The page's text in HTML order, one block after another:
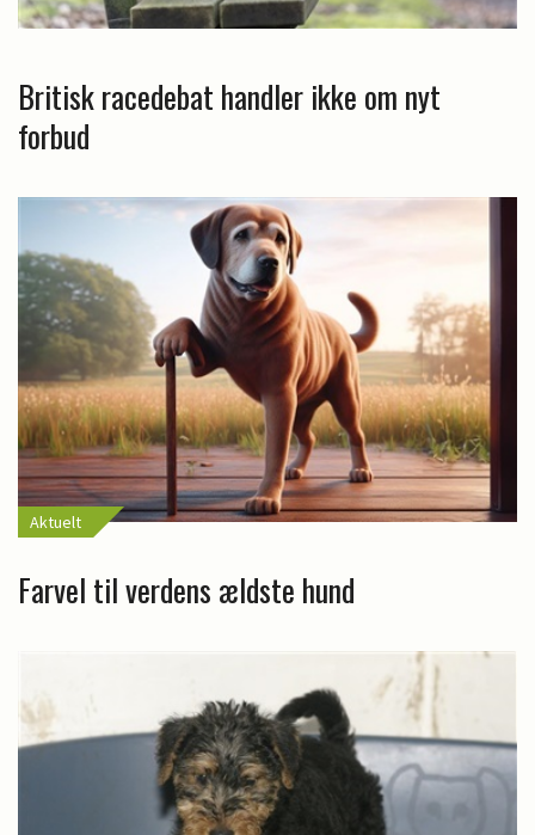
Britisk racedebat handler ikke om nyt
forbud
Aktuelt
Farvel til verdens ældste hund